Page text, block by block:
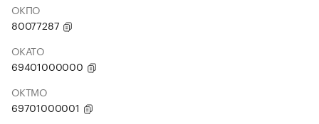
ОКПО
80077287
ОКАТО
69401000000
ОКТМО
69701000001